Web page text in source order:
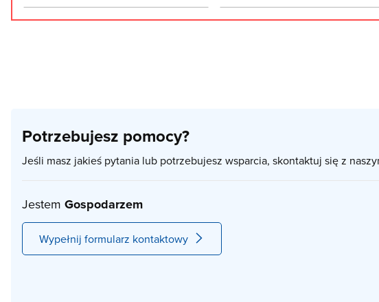
Potrzebujesz pomocy?
Jeśli masz jakieś pytania lub potrzebujesz wsparcia, skontaktuj się z
Jestem Gospodarzem
Wypełnij formularz kontaktowy